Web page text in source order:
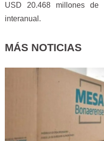
USD 20.468 millones
interanual.
MÁS NOTICIAS